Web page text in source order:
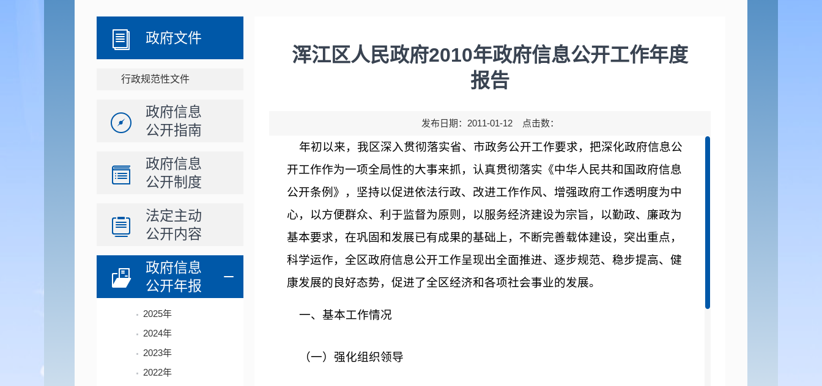
政府文件
行政规范性文件
政府信息
公开指南
政府信息
公开制度
法定主动
公开内容
政府信息
公开年报
2025年
2024年
2023年
2022年
浑江区人民政府2010年政府信息公开工作年度
报告
发布日期：2011-01-12 点击数：
年初以来，我区深入贯彻落实省、市政务公开工作要求，把深化政府信息公
开工作作为一项全局性的大事来抓，认真贯彻落实《中华人民共和国政府信息
公开条例》，坚持以促进依法行政、改进工作作风、增强政府工作透明度为中
心，以方便群众、利于监督为原则，以服务经济建设为宗旨，以勤政、廉政为
基本要求，在巩固和发展已有成果的基础上，不断完善载体建设，突出重点，
科学运作，全区政府信息公开工作呈现出全面推进、逐步规范、稳步提高、健
康发展的良好态势，促进了全区经济和各项社会事业的发展。
一、基本工作情况
（一）强化组织领导